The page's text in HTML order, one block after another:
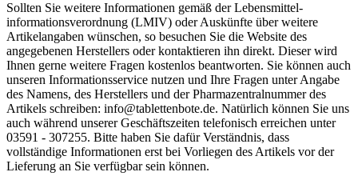
Sollten Sie weitere Informationen gemäß der Lebensmittel­
informations­verordnung (LMIV) oder Auskünfte über weitere
Artikelangaben wünschen, so besuchen Sie die Website des
angegebenen Herstellers oder kontaktieren ihn direkt. Dieser wird
Ihnen gerne weitere Fragen kostenlos beantworten. Sie können auch
unseren Informationsservice nutzen und Ihre Fragen unter Angabe
des Namens, des Herstellers und der Pharmazentralnummer des
Artikels schreiben: info@tablettenbote.de. Natürlich können Sie uns
auch während unserer Geschäftszeiten telefonisch erreichen unter
03591 - 307255. Bitte haben Sie dafür Verständnis, dass
vollständige Informationen erst bei Vorliegen des Artikels vor der
Lieferung an Sie verfügbar sein können.